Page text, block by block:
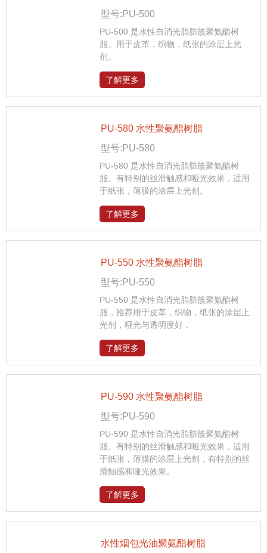
型号:PU-500
PU-500 是水性自消光脂肪族聚氨酯树
脂。用于皮革，织物，纸张的涂层上光
剂。
了解更多
PU-580 水性聚氨酯树脂
型号:PU-580
PU-580 是水性自消光脂肪族聚氨酯树
脂。有特别的丝滑触感和哑光效果，适用
于纸张，薄膜的涂层上光剂。
了解更多
PU-550 水性聚氨酯树脂
型号:PU-550
PU-550 是水性自消光脂肪族聚氨酯树
脂，推荐用于皮革，织物，纸张的涂层上
光剂，哑光与透明度好，
了解更多
PU-590 水性聚氨酯树脂
型号:PU-590
PU-590 是水性自消光脂肪族聚氨酯树
脂。有特别的丝滑触感和哑光效果，适用
于纸张，薄膜的涂层上光剂，有特别的丝
滑触感和哑光效果。
了解更多
水性烟包光油聚氨酯树脂